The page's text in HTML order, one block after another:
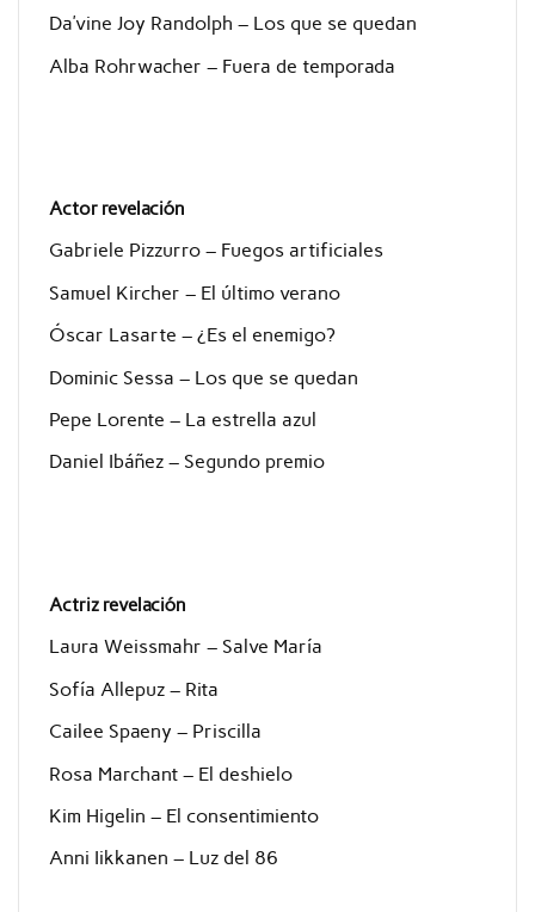
Da’vine Joy Randolph – Los que se quedan
Alba Rohrwacher – Fuera de temporada
Actor revelación
Gabriele Pizzurro – Fuegos artificiales
Samuel Kircher – El último verano
Óscar Lasarte – ¿Es el enemigo?
Dominic Sessa – Los que se quedan
Pepe Lorente – La estrella azul
Daniel Ibáñez – Segundo premio
Actriz revelación
Laura Weissmahr – Salve María
Sofía Allepuz – Rita
Cailee Spaeny – Priscilla
Rosa Marchant – El deshielo
Kim Higelin – El consentimiento
Anni Iikkanen – Luz del 86